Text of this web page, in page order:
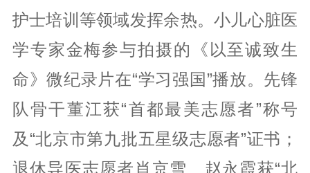
护士培训等领域发挥余热。小儿心脏医
学专家金梅参与拍摄的《以至诚致生
命》微纪录片在“学习强国”播放。先锋
队骨干董江获“首都最美志愿者”称号
及“北京市第九批五星级志愿者”证书；
退休导医志愿者肖京雪、赵永霞获“北